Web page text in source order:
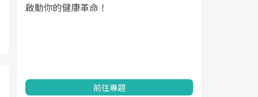
亞健康的認知，進而引導實際的改善行
前往專題